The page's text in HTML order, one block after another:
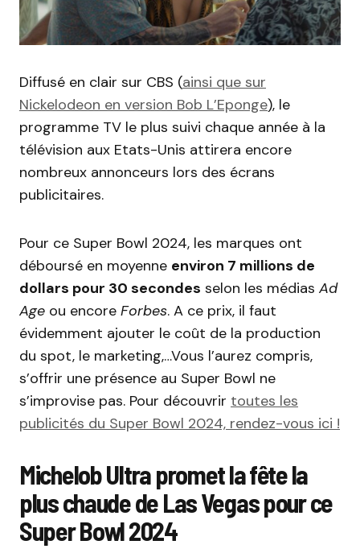
Diffusé en clair sur CBS (ainsi que sur
Nickelodeon en version Bob L’Eponge), le
programme TV le plus suivi chaque année à la
télévision aux Etats-Unis attirera encore
nombreux annonceurs lors des écrans
publicitaires.
Pour ce Super Bowl 2024, les marques ont
déboursé en moyenne environ 7 millions de
dollars pour 30 secondes selon les médias Ad
Age ou encore Forbes. A ce prix, il faut
évidemment ajouter le coût de la production
du spot, le marketing,…Vous l’aurez compris,
s’offrir une présence au Super Bowl ne
s’improvise pas. Pour découvrir toutes les
publicités du Super Bowl 2024, rendez-vous ici !
Michelob Ultra promet la fête la
plus chaude de Las Vegas pour ce
Super Bowl 2024